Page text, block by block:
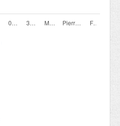
07/08/2026 30/09/2026 16:00 Marché privé Pierreval Agence Rhone Alpes France